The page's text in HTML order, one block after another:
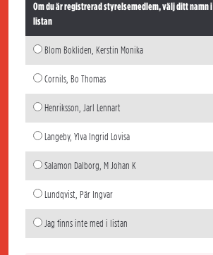
Om du är registrerad styrelsemedlem, välj ditt namn i
listan
Blom Bokliden, Kerstin Monika
Cornils, Bo Thomas
Henriksson, Jarl Lennart
Langeby, Ylva Ingrid Lovisa
Salamon Dalborg, M Johan K
Lundqvist, Pär Ingvar
Jag finns inte med i listan